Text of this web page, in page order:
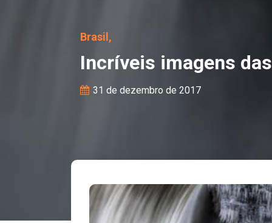
Brasil,
Incríveis imagens
31 de dezembro de 2017